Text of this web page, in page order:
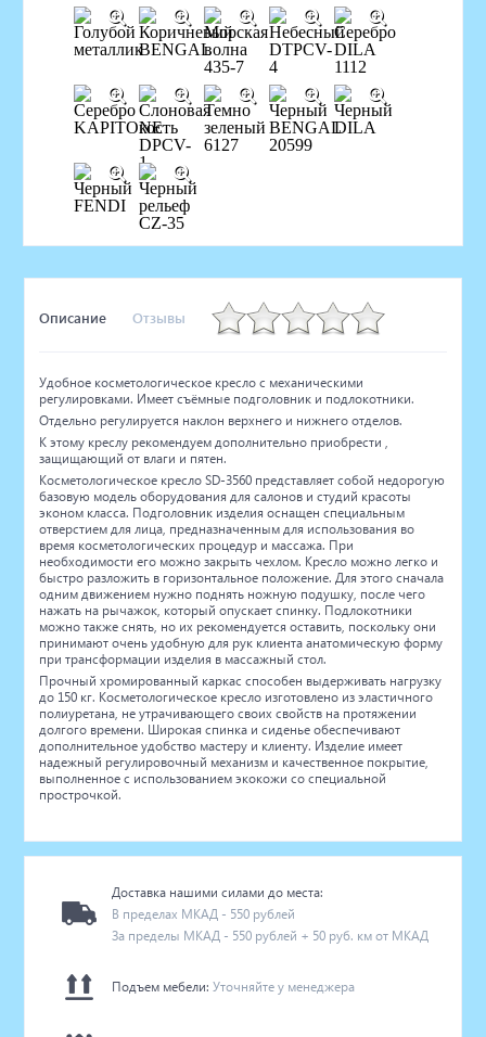
Описание Отзывы
Удобное косметологическое кресло с механическими
регулировками. Имеет съёмные подголовник и подлокотники.
Отдельно регулируется наклон верхнего и нижнего отделов.
К этому креслу рекомендуем дополнительно приобрести ,
защищающий от влаги и пятен.
Косметологическое кресло SD-3560 представляет собой недорогую
базовую модель оборудования для салонов и студий красоты
эконом класса. Подголовник изделия оснащен специальным
отверстием для лица, предназначенным для использования во
время косметологических процедур и массажа. При
необходимости его можно закрыть чехлом. Кресло можно легко и
быстро разложить в горизонтальное положение. Для этого сначала
одним движением нужно поднять ножную подушку, после чего
нажать на рычажок, который опускает спинку. Подлокотники
можно также снять, но их рекомендуется оставить, поскольку они
принимают очень удобную для рук клиента анатомическую форму
при трансформации изделия в массажный стол.
Прочный хромированный каркас способен выдерживать нагрузку
до 150 кг. Косметологическое кресло изготовлено из эластичного
полиуретана, не утрачивающего своих свойств на протяжении
долгого времени. Широкая спинка и сиденье обеспечивают
дополнительное удобство мастеру и клиенту. Изделие имеет
надежный регулировочный механизм и качественное покрытие,
выполненное с использованием экокожи со специальной
прострочкой.
Доставка нашими силами до места:
В пределах МКАД - 550 рублей
За пределы МКАД - 550 рублей + 50 руб. км от МКАД
Подъем мебели:Уточняйте у менеджера